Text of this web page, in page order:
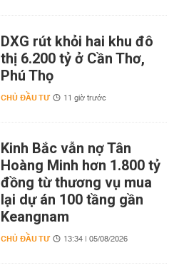
DXG rút khỏi hai khu đô
thị 6.200 tỷ ở Cần Thơ,
Phú Thọ
CHỦ ĐẦU TƯ 11 giờ trước
Kinh Bắc vẫn nợ Tân
Hoàng Minh hơn 1.800 tỷ
đồng từ thương vụ mua
lại dự án 100 tầng gần
Keangnam
CHỦ ĐẦU TƯ 13:34 | 05/08/2026